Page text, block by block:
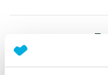
Detalles